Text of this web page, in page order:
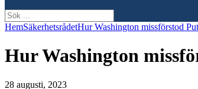
HemSäkerhetsrådetHur Washington missförstod
Hur Washington
28 augusti, 2023